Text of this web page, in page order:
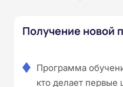
Получение новой
Программа
кто делает первые